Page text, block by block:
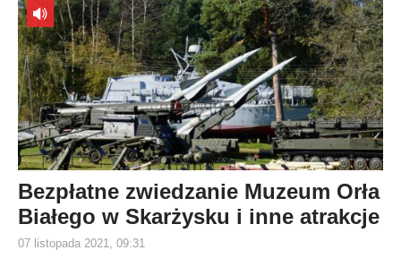
Bezpłatne zwiedzanie Muzeum Orła
Białego w Skarżysku i inne atrakcje
07 listopada 2021, 09:31